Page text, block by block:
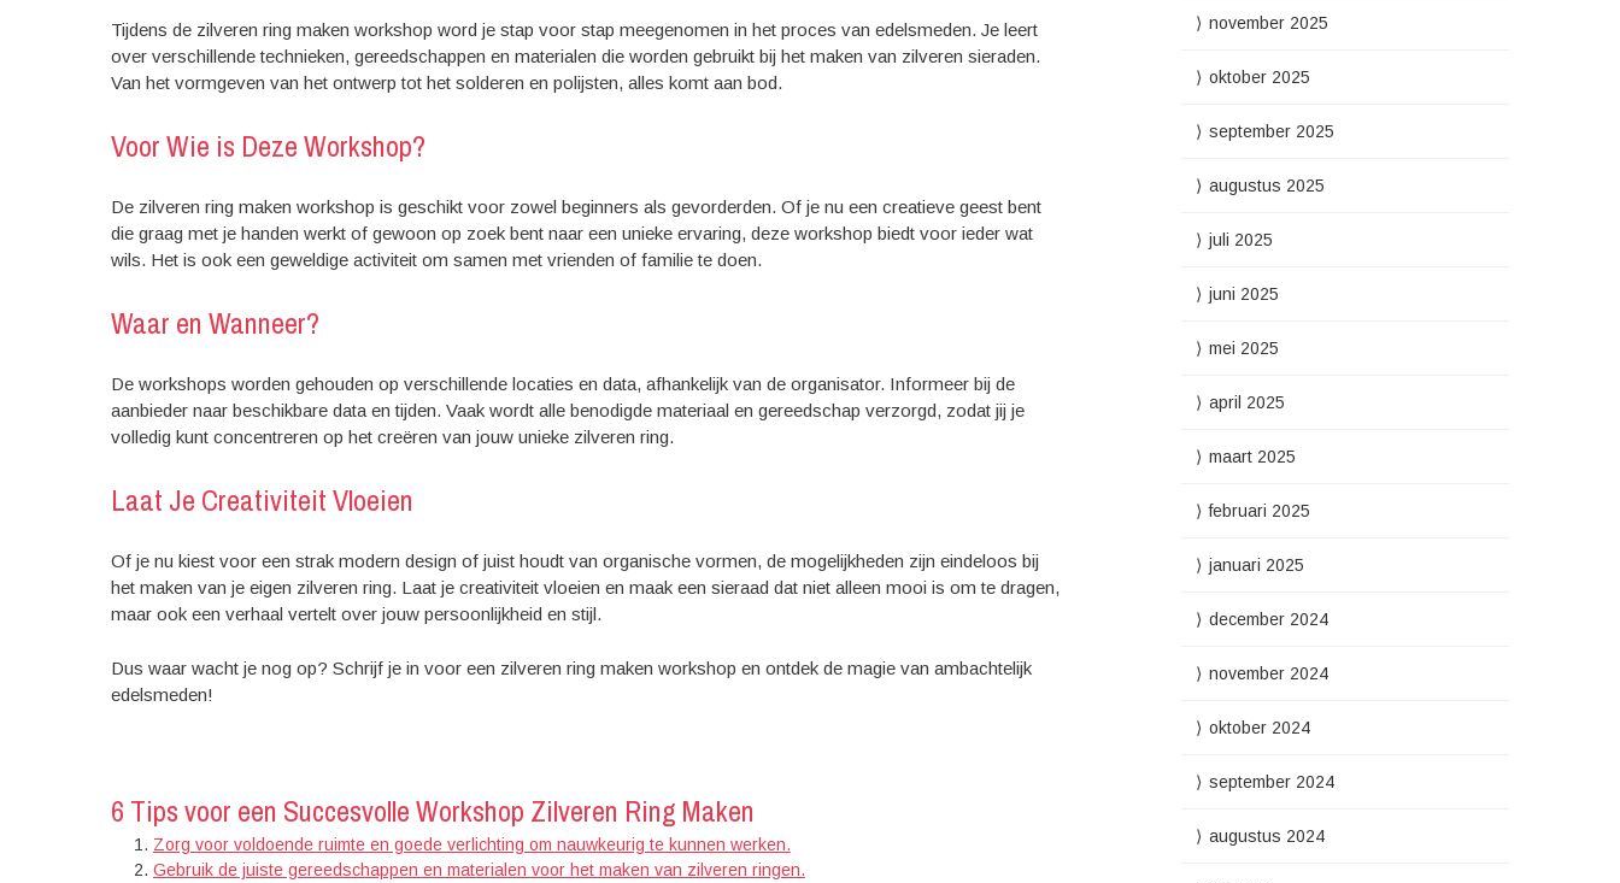
Tijdens de zilveren ring maken workshop word je stap voor stap meegenomen in het proces van edelsmeden. Je leert
over verschillende technieken, gereedschappen en materialen die worden gebruikt bij het maken van zilveren sieraden.
Van het vormgeven van het ontwerp tot het solderen en polijsten, alles komt aan bod.
Voor Wie is Deze Workshop?
De zilveren ring maken workshop is geschikt voor zowel beginners als gevorderden. Of je nu een creatieve geest bent
die graag met je handen werkt of gewoon op zoek bent naar een unieke ervaring, deze workshop biedt voor ieder wat
wils. Het is ook een geweldige activiteit om samen met vrienden of familie te doen.
Waar en Wanneer?
De workshops worden gehouden op verschillende locaties en data, afhankelijk van de organisator. Informeer bij de
aanbieder naar beschikbare data en tijden. Vaak wordt alle benodigde materiaal en gereedschap verzorgd, zodat jij je
volledig kunt concentreren op het creëren van jouw unieke zilveren ring.
Laat Je Creativiteit Vloeien
Of je nu kiest voor een strak modern design of juist houdt van organische vormen, de mogelijkheden zijn eindeloos bij
het maken van je eigen zilveren ring. Laat je creativiteit vloeien en maak een sieraad dat niet alleen mooi is om te dragen,
maar ook een verhaal vertelt over jouw persoonlijkheid en stijl.
Dus waar wacht je nog op? Schrijf je in voor een zilveren ring maken workshop en ontdek de magie van ambachtelijk
edelsmeden!
6 Tips voor een Succesvolle Workshop Zilveren Ring Maken
Zorg voor voldoende ruimte en goede verlichting om nauwkeurig te kunnen werken.
Gebruik de juiste gereedschappen en materialen voor het maken van zilveren ringen.
november 2025
oktober 2025
september 2025
augustus 2025
juli 2025
juni 2025
mei 2025
april 2025
maart 2025
februari 2025
januari 2025
december 2024
november 2024
oktober 2024
september 2024
augustus 2024